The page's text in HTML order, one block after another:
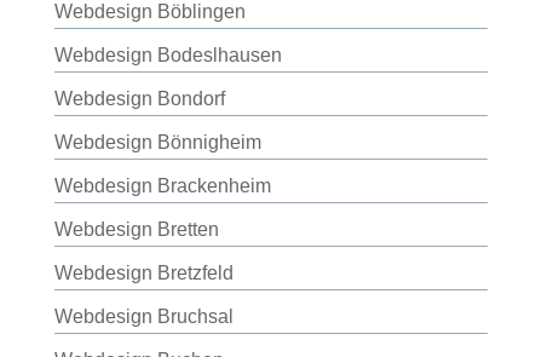
Webdesign Böblingen
Webdesign Bodeslhausen
Webdesign Bondorf
Webdesign Bönnigheim
Webdesign Brackenheim
Webdesign Bretten
Webdesign Bretzfeld
Webdesign Bruchsal